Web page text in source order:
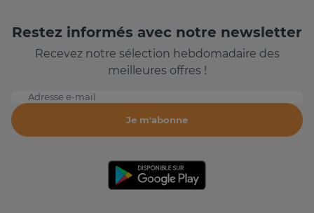
Restez informés avec notre newsletter
Recevez notre sélection hebdomadaire des
meilleures offres !
Adresse e-mail
Je m'abonne